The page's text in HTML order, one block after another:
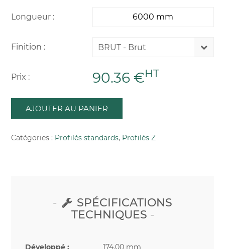
Longueur :
Finition : BRUT - Brut
Prix : 90.36 €HT
AJOUTER AU PANIER
Catégories : Profilés standards, Profilés Z
SPÉCIFICATIONS
TECHNIQUES
Développé : 174,00 mm